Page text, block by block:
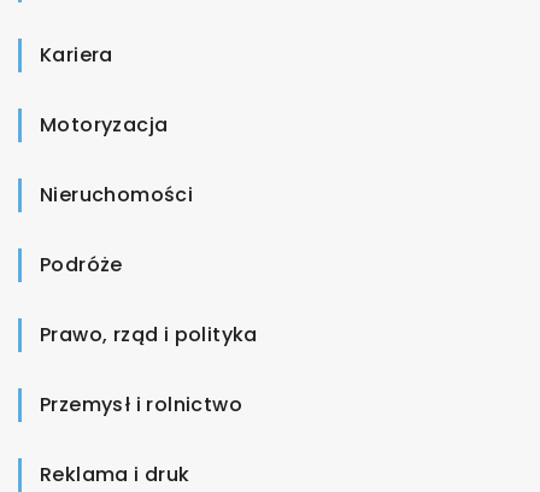
Kariera
Motoryzacja
Nieruchomości
Podróże
Prawo, rząd i polityka
Przemysł i rolnictwo
Reklama i druk